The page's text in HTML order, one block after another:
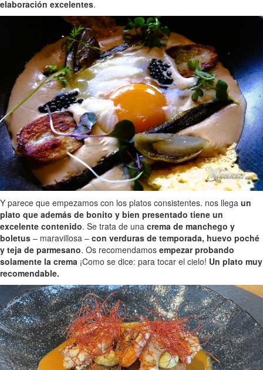
elaboración excelentes.
Y parece que empezamos con los platos consistentes. nos llega un
plato que además de bonito y bien presentado tiene un
excelente contenido. Se trata de una crema de manchego y
boletus – maravillosa – con verduras de temporada, huevo poché
y teja de parmesano. Os recomendamos empezar probando
solamente la crema ¡Como se dice: para tocar el cielo! Un plato muy
recomendable.